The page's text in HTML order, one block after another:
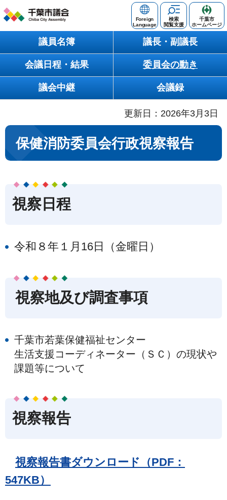
千葉市議会
Chiba City
Assembly
Foreign
Language
検索
閲覧支援
千葉市
ホームページ
議員名簿 議長・副議長
会議日程・結果 委員会の動き
議会中継 会議録
更新日：2026年3月3日
保健消防委員会行政視察報告
視察日程
令和８年１月16日（金曜日）
視察地及び調査事項
千葉市若葉保健福祉センター
生活支援コーディネーター（ＳＣ）の現状や
課題等について
視察報告
視察報告書ダウンロード（PDF：
547KB）